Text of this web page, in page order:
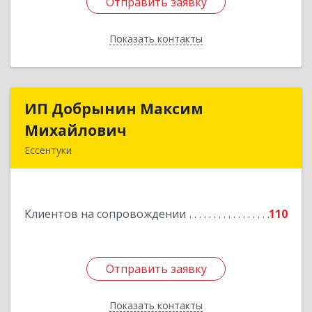
Показать контакты
Назад
ИП Добрынин Максим
Михайлович
Ессентуки
Клиентов на сопровождении 110
Отправить заявку
Показать контакты
ИП Добрынин Максим
Подробнее
Отправить заявку
Назад